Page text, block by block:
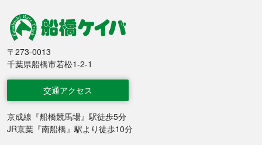
船橋競馬
〒273-0013
千葉県船橋市若松1-2-1
交通アクセス
京成線『船橋競馬場』駅徒歩5分
JR京葉『南船橋』駅より徒歩10分